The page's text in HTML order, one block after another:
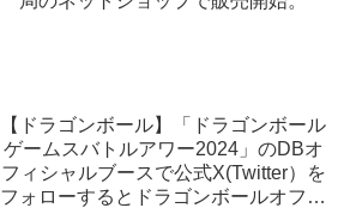
【ドラゴンボール】「ドラゴンボール
ゲームスバトルアワー2024」のDBオ
フィシャルブースで公式X(Twitter）を
フォローするとドラゴンボールオフィ